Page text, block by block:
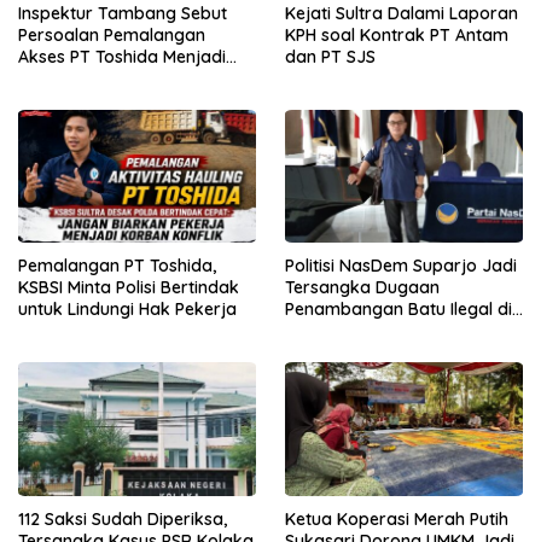
Inspektur Tambang Sebut
Persoalan Pemalangan
Akses PT Toshida Menjadi
Kejati Sultra Dalami Laporan
KPH soal Kontrak PT Antam
dan PT SJS
Pemalangan PT Toshida,
KSBSI Minta Polisi Bertindak
untuk Lindungi Hak Pekerja
Politisi NasDem Suparjo Jadi
Tersangka Dugaan
Penambangan Batu Ilegal di
112 Saksi Sudah Diperiksa,
Ketua Koperasi Merah Putih